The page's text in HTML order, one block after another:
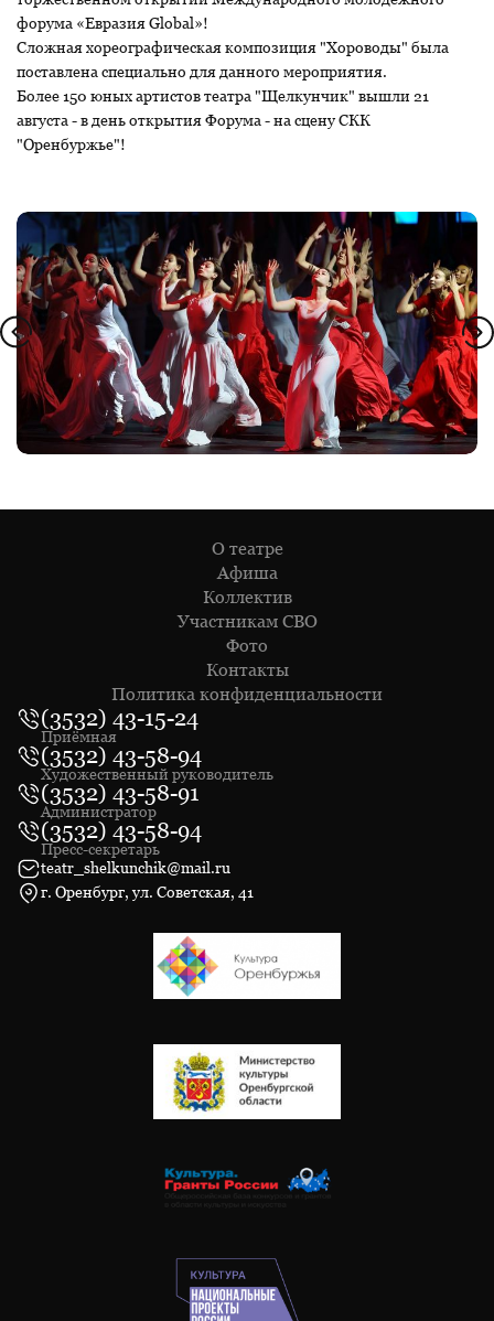
форума «Евразия Global»!
Сложная хореографическая композиция "Хороводы" была
поставлена специально для данного мероприятия.
Более 150 юных артистов театра "Щелкунчик" вышли 21
августа - в день открытия Форума - на сцену СКК
"Оренбуржье"!
О театре
Афиша
Коллектив
Участникам СВО
Фото
Контакты
Политика конфиденциальности
(3532) 43-15-24
Приёмная
(3532) 43-58-94
Художественный руководитель
(3532) 43-58-91
Администратор
(3532) 43-58-94
Пресс-секретарь
teatr_shelkunchik@mail.ru
г. Оренбург, ул. Советская, 41